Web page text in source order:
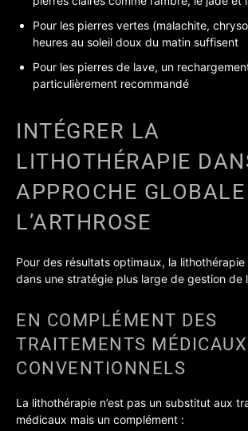
Pour les pierres vertes (malachite,
heures au soleil doux du matin suffisent
Pour les pierres de lave, un
particulièrement recommandé
INTÉGRER LA
LITHOTHÉRAPIE
APPROCHE
L’ARTHROSE
Pour des résultats optimaux, la lithothérapie
dans une stratégie plus large de gestion de
EN COMPLÉMENT DES
TRAITEMENTS MÉDICAUX
CONVENTIONNELS
La lithothérapie n’est pas un substitut aux
médicaux mais un complément :